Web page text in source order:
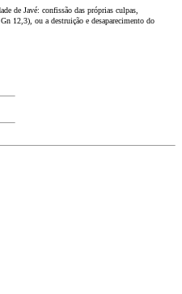
de Javé: confissão das próprias culpas,
12,3), ou a destruição e desaparecimento do